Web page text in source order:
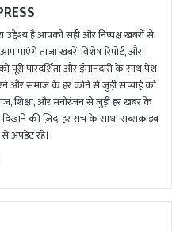
है आपको सही और निष्पक्ष खबरों से
पाएंगे ताजा खबरें, विशेष रिपोर्ट, और
पूरी पारदर्शिता और ईमानदारी के साथ पेश
और समाज के हर कोने से जुड़ी सच्चाई को
शिक्षा, और मनोरंजन से जुड़ी हर खबर के
की ज़िद, हर सच के साथ! सब्सक्राइब
अपडेट रहें।
te